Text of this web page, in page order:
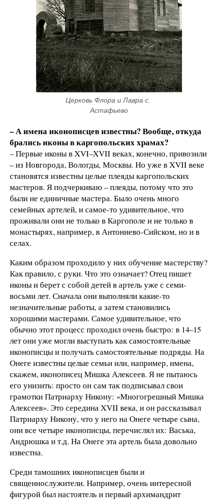
Церковь Флора и Лавра с.
Астафьево
– А имена иконописцев известны? Вообще, откуда
брались иконы в каргопольских храмах?
– Первые иконы в XVI–XVII веках, конечно, привозили
– из Новгорода, Вологды, Москвы. Но уже в XVII веке
становятся известны целые плеяды каргопольских
мастеров. Я подчеркиваю – плеяды, потому что это
были не единичные мастера. Было очень много
семейных артелей, и самое-то удивительное, что
проживали они не только в Каргополе и не только в
монастырях, например, в Антониево-Сийском, но и в
селах.
Каким образом проходило у них обучение мастерству?
Как правило, с руки. Что это означает? Отец пишет
иконы и берет с собой детей в артель уже с семи-
восьми лет. Сначала они выполняли какие-то
незначительные работы, а затем становились
хорошими мастерами. Самое удивительное, что
обычно этот процесс проходил очень быстро: в 14–15
лет они уже могли выступать как самостоятельные
иконописцы и получать самостоятельные подряды. На
Онеге известны целые семьи или, например, имена,
скажем, иконописец Мишка Алексеев. Я не пытаюсь
его унизить: просто он сам так подписывал свои
грамотки Патриарху Никону: «Многогрешный Мишка
Алексеев». Это середина XVII века, и он рассказывал
Патриарху Никону, что у него на Онеге четыре сына,
они все четыре иконописцы, перечислял их: Васька,
Андрюшка и т.д. На Онеге эта артель была довольно
известна.
Среди тамошних иконописцев были и
священнослужители. Например, очень интересной
фигурой был настоятель и первый архимандрит